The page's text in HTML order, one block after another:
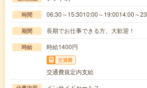
時間 06:30～15:3010:00～19:0014:00～
期間 長期でお仕事できる方、大歓迎！
時給 時給1400円
交通費
交通費規定内支給